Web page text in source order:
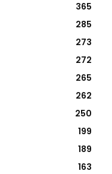
365
285
273
272
265
262
250
199
189
163